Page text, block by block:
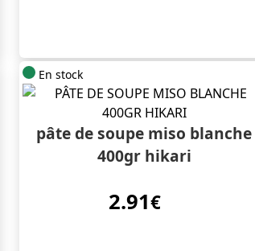
En stock
pâte de soupe miso blanche
400gr hikari
2.91€